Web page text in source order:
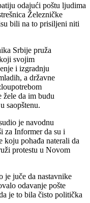
odajući poštu ljudima
Železničke
bili na to prisiljeni niti
Srbije pruža
svojim
i izgradnju
a državne
žele da im budu
saopštenu.
je navodnu
za Informer da su i
koju pohađa naterali da
protestu u Novom
je juče da nastavnike
odavanje pošte
je to bila čisto politička